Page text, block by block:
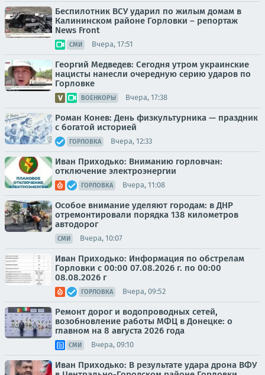
Беспилотник ВСУ ударил по жилым домам в
Калининском районе Горловки – репортаж
News Front
СМИ Вчера, 17:51
Георгий Медведев: Сегодня утром украинские
нацисты нанесли очередную серию ударов по
Горловке
ВОЕНКОРЫ Вчера, 17:38
Роман Конев: День физкультурника — праздник
с богатой историей
ГОРЛОВКА Вчера, 12:33
Иван Приходько: Вниманию горловчан:
отключение электроэнергии
ГОРЛОВКА Вчера, 11:08
Особое внимание уделяют городам: в ДНР
отремонтировали порядка 138 километров
автодорог
СМИ Вчера, 10:07
Иван Приходько: Информация по обстрелам
Горловки с 00:00 07.08.2026 г. по 00:00
08.08.2026 г
ГОРЛОВКА Вчера, 09:52
Ремонт дорог и водопроводных сетей,
возобновление работы МФЦ в Донецке: о
главном на 8 августа 2026 года
СМИ Вчера, 09:10
Иван Приходько: В результате удара дрона ВФУ